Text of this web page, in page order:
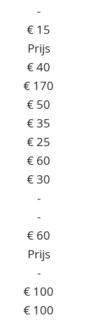
-
€ 15
Prijs
€ 40
€ 170
€ 50
€ 35
€ 25
€ 60
€ 30
-
-
€ 60
Prijs
-
€ 100
€ 100